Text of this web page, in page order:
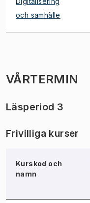
och samhälle
VÅRTERMIN
Läsperiod 3
Frivilliga kurser
Kurskod och
namn